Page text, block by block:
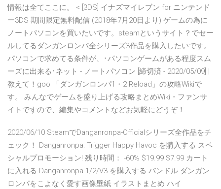
情報は全てここに。 < [3DS] イナズマイレブン for ニンテンド
ー3DS 期間限定無料配信 (2018年7月20日より) ゲームの為に
ノートパソコンを買いたいです。steamというサイト？でセー
ルしてるダンガンロンパ全シリーズ3作品を購入したいです。
パソコンで求めてる条件が、･パソコンゲームがある程度スム
ーズに出来る･ネット - ノートパソコン [締切済 - 2020/05/09] |
教えて！goo 「ダンガンロンパ1・2 Reload」の攻略Wikiで
す。 みんなでゲームを盛り上げる攻略まとめWiki・ファンサ
イトですので、編集やコメントなどお気軽にどうぞ！
2020/06/10 SteamでDanganronpa-Officialシリーズ全作品をチ
ェック！ Danganronpa: Trigger Happy Havoc を購入する スペ
シャルプロモーション! 残り時間： -60% $19.99 $7.99 カート
に入れる Danganronpa 1/2/V3 を購入する バンドル ダンガン
ロンパをこよなく愛す画像壁紙 イラストまとめ ハイ